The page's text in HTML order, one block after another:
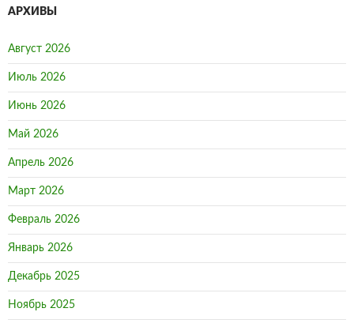
АРХИВЫ
Август 2026
Июль 2026
Июнь 2026
Май 2026
Апрель 2026
Март 2026
Февраль 2026
Январь 2026
Декабрь 2025
Ноябрь 2025